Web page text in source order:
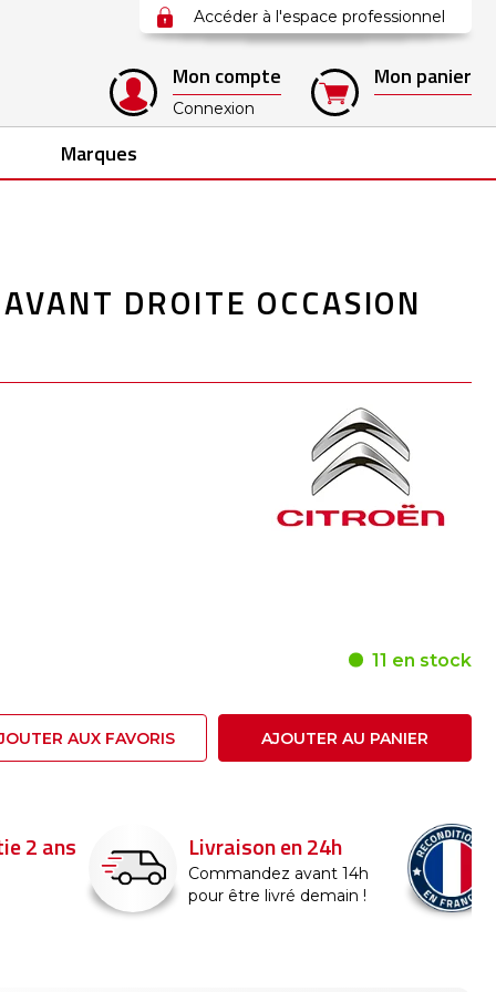
Accéder à l'espace professionnel
Mon compte
Connexion
Mon panier
Marques
DROITE OCCASION
11 en stock
AUX FAVORIS AJOUTER AU PANIER
2 ans Livraison en 24h
Commandez avant 14h
pour être livré demain !